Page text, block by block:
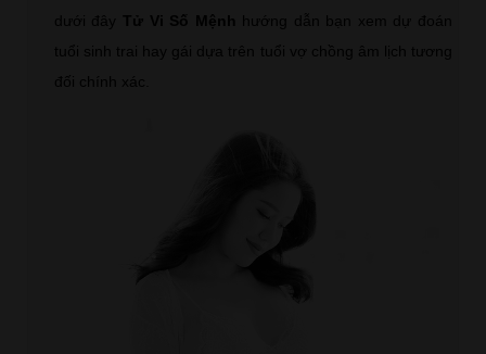
dưới đây Tử Vi Số Mệnh hướng dẫn bạn xem dự đoán
tuổi sinh trai hay gái dựa trên tuổi vợ chồng âm lịch tương
đối chính xác.